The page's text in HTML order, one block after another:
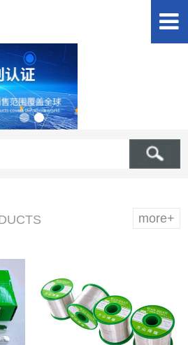
more+